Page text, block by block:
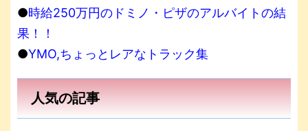
●時給250万円のドミノ・ピザのアルバイトの結
果！！
●YMO,ちょっとレアなトラック集
人気の記事